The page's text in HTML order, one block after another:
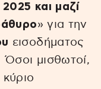
2025 και μαζί
» για την
εισοδήματος
Όσοι μισθωτοί,